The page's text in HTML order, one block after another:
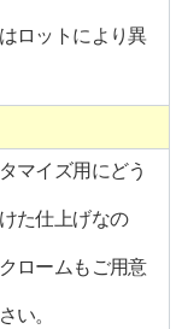
ロットにより異
マイズ用にどう
た仕上げなの
ロームもご用意
い。